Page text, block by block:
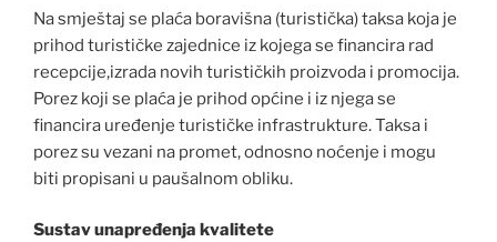
Na smještaj se plaća boravišna (turistička) taksa koja je
prihod turističke zajednice iz kojega se financira rad
recepcije,izrada novih turističkih proizvoda i promocija.
Porez koji se plaća je prihod općine i iz njega se
financira uređenje turističke infrastrukture. Taksa i
porez su vezani na promet, odnosno noćenje i mogu
biti propisani u paušalnom obliku.
Sustav unapređenja kvalitete